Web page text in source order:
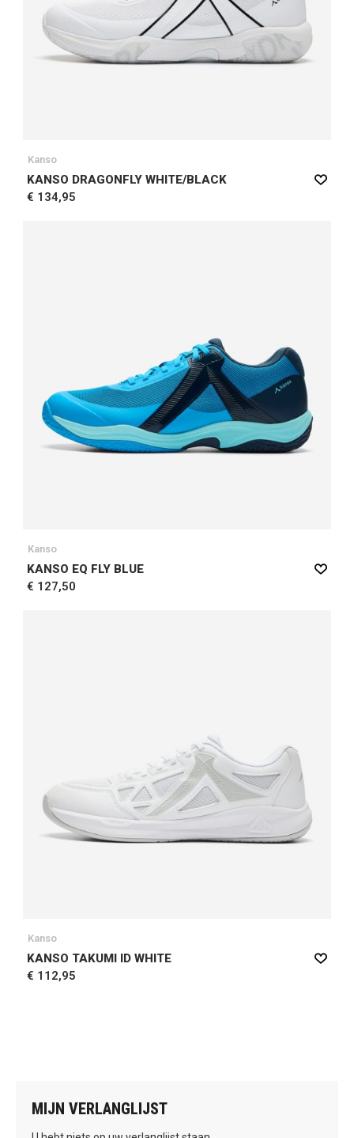
Kanso
KANSO DRAGONFLY WHITE/BLACK
€ 134,95
Kanso
KANSO EQ FLY BLUE
€ 127,50
Kanso
KANSO TAKUMI ID WHITE
€ 112,95
MIJN VERLANGLIJST